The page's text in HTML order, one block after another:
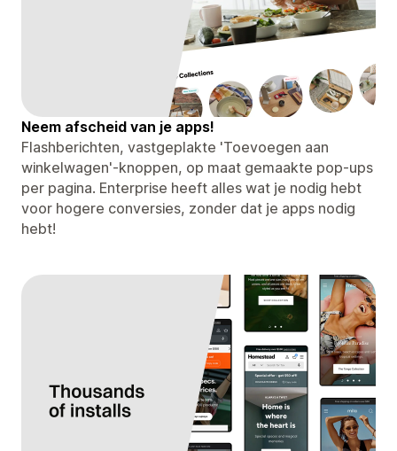
Neem afscheid van je apps!
Flashberichten, vastgeplakte 'Toevoegen aan
winkelwagen'-knoppen, op maat gemaakte pop-ups
per pagina. Enterprise heeft alles wat je nodig hebt
voor hogere conversies, zonder dat je apps nodig
hebt!